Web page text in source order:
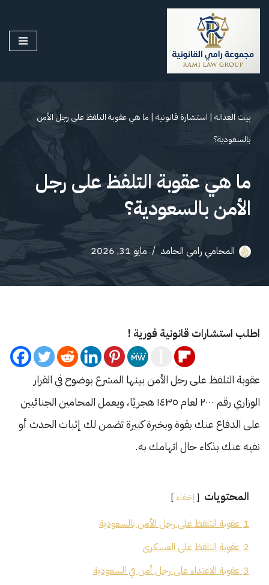
إلى
بيت العدالة | استشارة قانونية | ما هي عقوبة التلفظ على رجل الأمن
بالسعودية؟
ما هي عقوبة التلفظ على رجل
الأمن بالسعودية؟
المحامي رامي الحامد مايو 31, 2026
اطلب استشارات قانونية فورية !
عقوبة التلفظ على رجل الأمن بينها المشرع بوضوح في القرار
الوزاري رقم ٢٠٠٠ لعام ١٤٣٥ هجريًا، ويعمل المحامين الجنائيين
على الدفاع عنك بقوة وبخبرة كبيرة تضمن لك إثبات الحدث أو
نفيه عنك بذكاء حال اتهامك به.
المحتويات إخفاء
1 عقوبة التلفظ على رجل الأمن بالسعودية
2 عقوبة التلفظ على العسكري
3 عقوبة الاعتداء على رجل أمن في السعودية